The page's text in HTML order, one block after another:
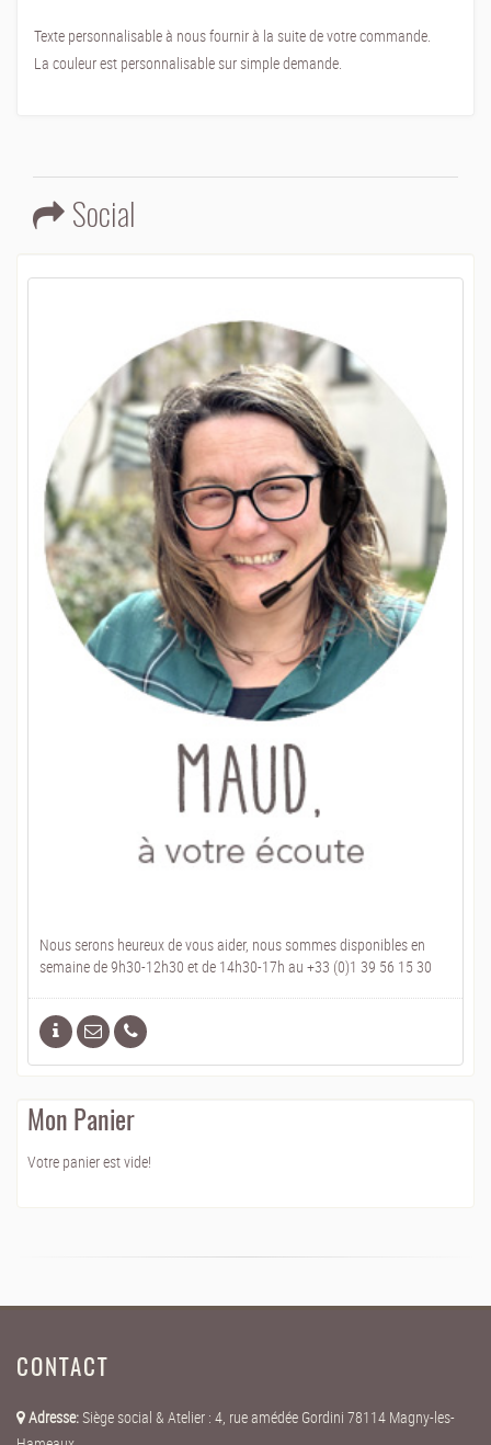
Texte personnalisable à nous fournir à la suite de votre commande.
La couleur est personnalisable sur simple demande.
Social
Nous serons heureux de vous aider, nous sommes disponibles en
semaine de 9h30-12h30 et de 14h30-17h au +33 (0)1 39 56 15 30
Mon Panier
Votre panier est vide!
CONTACT
Adresse:Siège social & Atelier : 4, rue amédée Gordini 78114 Magny-les-